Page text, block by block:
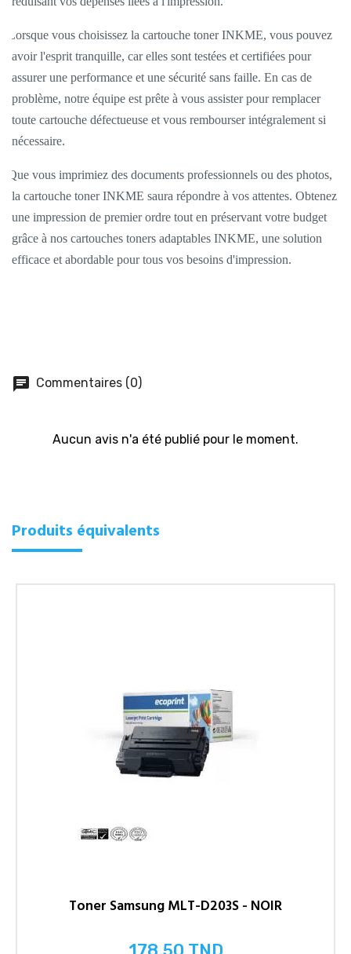
Lorsque vous choisissez la cartouche toner INKME, vous pouvez
avoir l'esprit tranquille, car elles sont testées et certifiées pour
assurer une performance et une sécurité sans faille. En cas de
problème, notre équipe est prête à vous assister pour remplacer
toute cartouche défectueuse et vous rembourser intégralement si
nécessaire.
Que vous imprimiez des documents professionnels ou des photos,
la cartouche toner INKME saura répondre à vos attentes. Obtenez
une impression de premier ordre tout en préservant votre budget
grâce à nos cartouches toners adaptables INKME, une solution
efficace et abordable pour tous vos besoins d'impression.
chat Commentaires (0)
Aucun avis n'a été publié pour le moment.
Produits équivalents
Toner Samsung MLT-D203S - NOIR